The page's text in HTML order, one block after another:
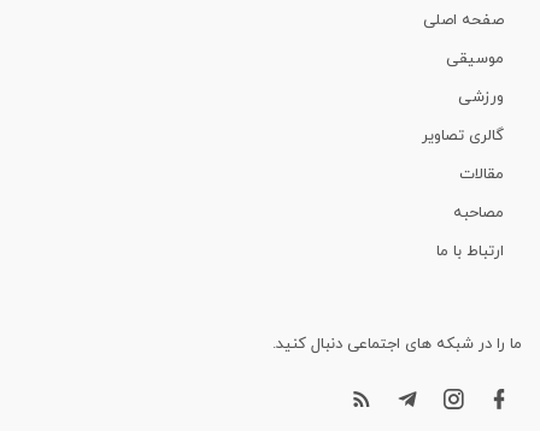
صفحه اصلی
موسیقی
ورزشی
گالری تصاویر
مقالات
مصاحبه
ارتباط با ما
ما را در شبکه های اجتماعی دنبال کنید.